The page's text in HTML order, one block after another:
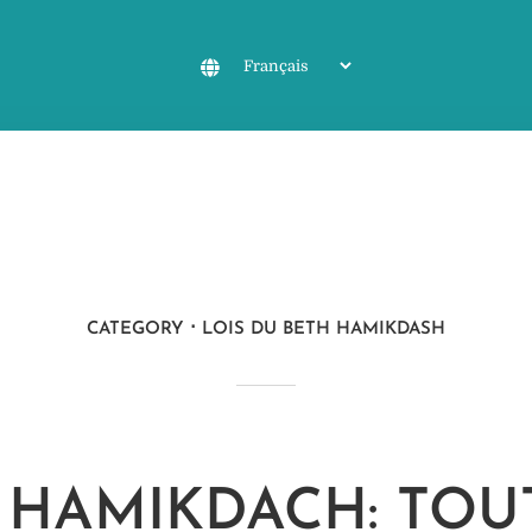
CATEGORY LOIS DU BETH HAMIKDASH